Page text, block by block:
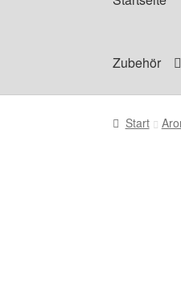
Zubehör
Start